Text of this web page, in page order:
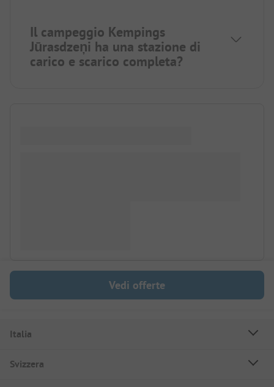
Il campeggio Kempings
Jūrasdzeņi ha una stazione di
carico e scarico completa?
Vedi offerte
Italia
Svizzera